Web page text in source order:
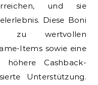
und sie
Diese Boni
zu wertvollen
Items sowie eine
Cashback-
Unterstützung.